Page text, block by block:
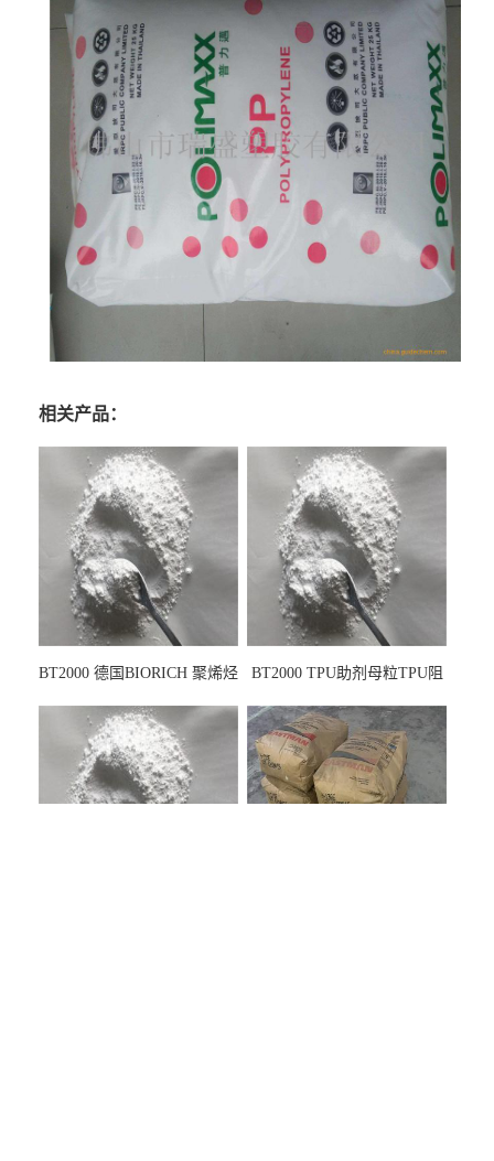
相关产品：
BT2000 德国BIORICH 聚烯烃
墨阻燃剂 TPU抗黄变剂 抗黄
变耐黄剂
BT2000 TPU助剂母粒TPU阻
剂雾面滑剂防粘剂 TPU抗黄
变剂 抗黄变耐黄剂